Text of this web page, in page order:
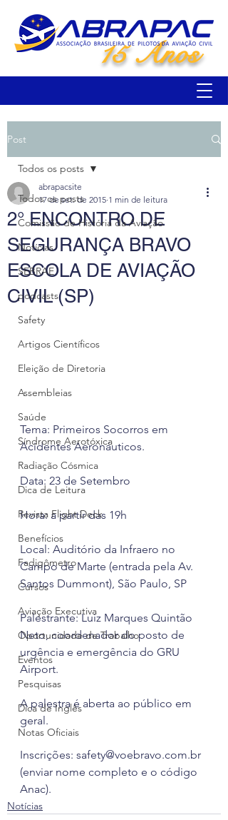
15 Anos
Post
Todos os posts
Comissão de História da Aviação
Notícias
SEBRAE
podcasts
Safety
Artigos Científicos
Eleição de Diretoria
Assembleias
Saúde
Síndrome Aerotóxica
Radiação Cósmica
Dica de Leitura
Revista Flight Deck
Benefícios
Fadigômetro
Cursos
Aviação Executiva
Oportunidade de Trabalho
Eventos
Pesquisas
Dica de Inglês
Notas Oficiais
Todos os posts
2° ENCONTRO DE
SEGURANÇA BRAVO
ESCOLA DE AVIAÇÃO
CIVIL (SP)
abrapacsite
17 de set. de 2015 1 min de leitura
Tema: Primeiros Socorros em
Acidentes Aeronáuticos.
Data: 23 de Setembro
Hora: a partir das 19h
Local: Auditório da Infraero no
Campo de Marte (entrada pela Av.
Santos Dummont), São Paulo, SP
Palestrante: Luiz Marques Quintão
Neto, coordenador do posto de
urgência e emergência do GRU
Airport.
A palestra é aberta ao público em
geral.
Inscrições: safety@voebravo.com.br
(enviar nome completo e o código
Anac).
Notícias